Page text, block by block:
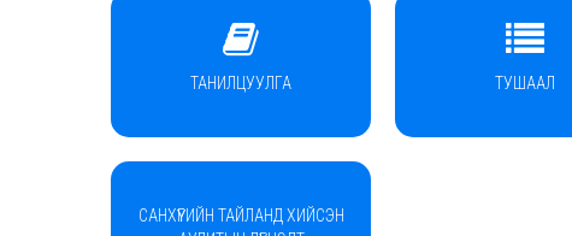
ТАНИЛЦУУЛГА ТУШААЛ
САНХҮҮГИЙН ТАЙЛАНД ХИЙСЭН